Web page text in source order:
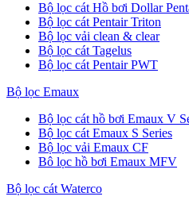
Bộ lọc cát Hồ bơi Dollar
Bộ lọc cát Pentair Triton
Bộ lọc vải clean & clear
Bộ lọc cát Tagelus
Bộ lọc cát Pentair PWT
Bộ lọc Emaux
Bộ lọc cát hồ bơi Emaux V
Bộ lọc cát Emaux S Series
Bộ lọc vải Emaux CF
Bô lọc hồ bơi Emaux MFV
Bộ lọc cát Waterco